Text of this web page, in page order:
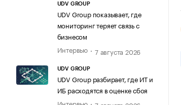
UDV GROUP
UDV Group показывает, где
мониторинг теряет связь с
бизнесом
Интервью
7 августа 2026
UDV GROUP
UDV Group разбирает, где ИТ и
ИБ расходятся в оценке сбоя
Интервью